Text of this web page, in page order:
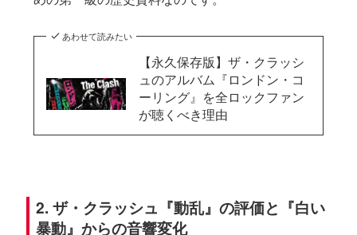
あわせて読みたい
【永久保存版】ザ・クラッシ
ュのアルバム『ロンドン・コ
ーリング』を全ロックファン
が聴くべき理由
2. ザ・クラッシュ『動乱』の評価と『白い
暴動』からの音響変化